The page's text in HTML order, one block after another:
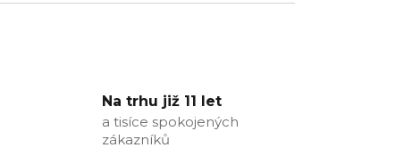
Na trhu již 11 let
a tisíce spokojených
zákazníků